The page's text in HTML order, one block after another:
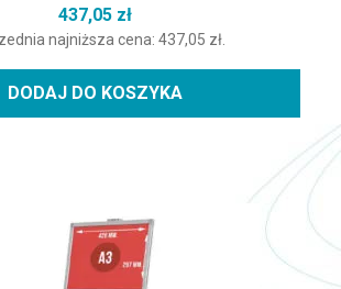
437,05 zł
najniższa cena: 437,05 zł.
DODAJ DO KOSZYKA